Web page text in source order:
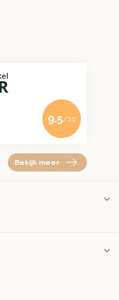
9.5/10
Bekijk meer